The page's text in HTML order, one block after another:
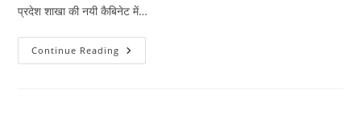
प्रदेश शाखा की नयी कैबिनेट में…
Continue Reading दी
होम्योपैथिक